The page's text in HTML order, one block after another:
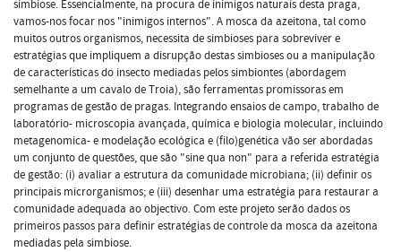
simbiose. Essencialmente, na procura de inimigos naturais desta praga,
vamos-nos focar nos "inimigos internos". A mosca da azeitona, tal como
muitos outros organismos, necessita de simbioses para sobreviver e
estratégias que impliquem a disrupção destas simbioses ou a manipulação
de características do insecto mediadas pelos simbiontes (abordagem
semelhante a um cavalo de Troia), são ferramentas promissoras em
programas de gestão de pragas. Integrando ensaios de campo, trabalho de
laboratório- microscopia avançada, química e biologia molecular, incluindo
metagenomica- e modelação ecológica e (filo)genética vão ser abordadas
um conjunto de questões, que são "sine qua non" para a referida estratégia
de gestão: (i) avaliar a estrutura da comunidade microbiana; (ii) definir os
principais microrganismos; e (iii) desenhar uma estratégia para restaurar a
comunidade adequada ao objectivo. Com este projeto serão dados os
primeiros passos para definir estratégias de controle da mosca da azeitona
mediadas pela simbiose.